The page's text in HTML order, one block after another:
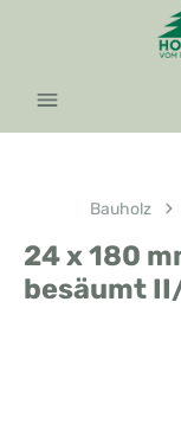
Zum Hauptinhalt
Bauholz
24 x 180
besäumt